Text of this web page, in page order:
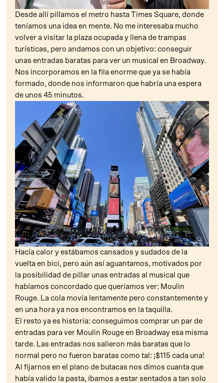
Desde allí pillamos el metro hasta Times Square, donde
teníamos una idea en mente. No me interesaba mucho
volver a visitar la plaza ocupada y llena de trampas
turísticas, pero andamos con un objetivo: conseguir
unas entradas baratas para ver un musical en Broadway.
Nos incorporamos en la fila enorme que ya se había
formado, donde nos informaron que habría una espera
de unos 45 minutos.
Hacía calor y estábamos cansados y sudados de la
vuelta en bici, pero aún así aguantamos, motivados por
la posibilidad de pillar unas entradas al musical que
habíamos concordado que queríamos ver: Moulin
Rouge. La cola movía lentamente pero constantemente y
en una hora ya nos encontramos en la taquilla.
El resto ya es historia: conseguimos comprar un par de
entradas para ver Moulin Rouge en Broadway esa misma
tarde. Las entradas nos salieron más baratas que lo
normal pero no fueron baratas como tal: ¡$115 cada una!
Al fijarnos en el plano de butacas nos dimos cuanta que
había valido la pasta, íbamos a estar sentados a tan solo